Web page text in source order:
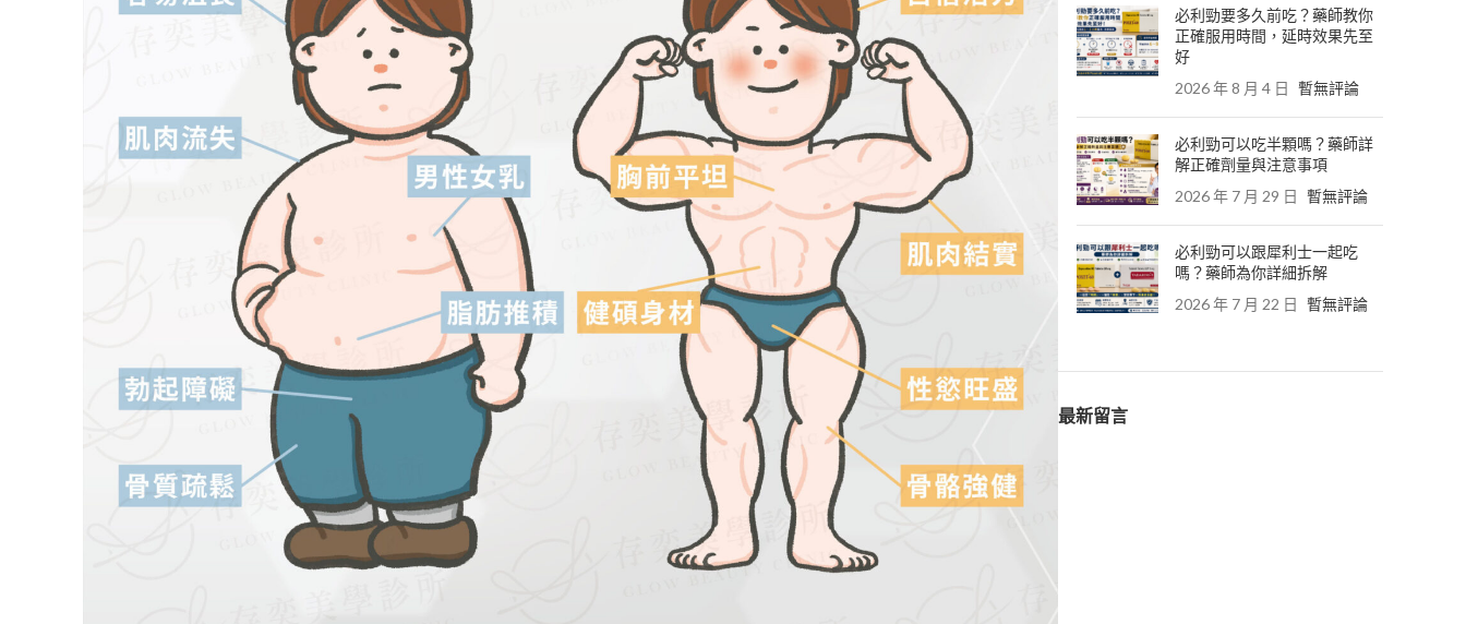
必利勁要多久前吃？藥師教你
正確服用時間，延時效果先至
好
2026 年 8 月 4 日 暫無評論
必利勁可以吃半顆嗎？藥師詳
解正確劑量與注意事項
2026 年 7 月 29 日 暫無評論
必利勁可以跟犀利士一起吃
嗎？藥師為你詳細拆解
2026 年 7 月 22 日 暫無評論
最新留言